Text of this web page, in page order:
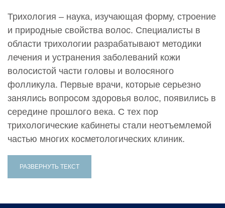
Трихология – наука, изучающая форму, строение
и природные свойства волос. Специалисты в
области трихологии разрабатывают методики
лечения и устранения заболеваний кожи
волосистой части головы и волосяного
фолликула. Первые врачи, которые серьезно
занялись вопросом здоровья волос, появились в
середине прошлого века. С тех пор
трихологические кабинеты стали неотъемлемой
частью многих косметологических клиник.
РАЗВЕРНУТЬ ТЕКСТ